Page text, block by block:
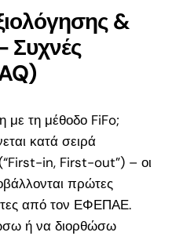
&
Συχνές
με τη μέθοδο FiFo;
κατά σειρά
in, First-out”) – οι
πρώτες
από τον ΕΦΕΠΑΕ.
ή να διορθώσω